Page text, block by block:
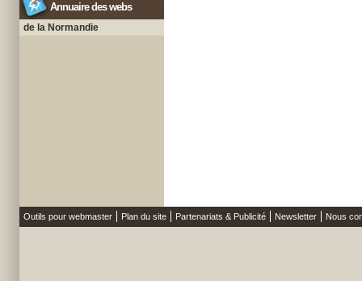
Annuaire des webs
de la Normandie
Outils pour webmaster Plan du site Partenariats & Publicité Newsletter Nous